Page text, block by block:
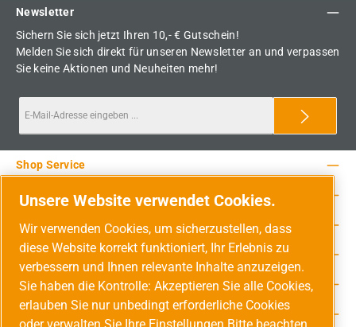
Newsletter
Sichern Sie sich jetzt Ihren 10,- € Gutschein!
Melden Sie sich direkt für unseren Newsletter an und verpassen
Sie keine Aktionen und Neuheiten mehr!
Service-Hotline
Shop Service
Rechtliche Hinweise
Unsere Vorteile
Versandarten
Zahlungsarten
Unsere Website verwendet Cookies.
Wir verwenden Cookies, um sicherzustellen, dass
diese Website korrekt funktioniert, Ihr Erlebnis zu
verbessern und Ihnen relevante Inhalte anzuzeigen.
Sie haben die Kontrolle: Akzeptieren Sie alle Cookies,
erlauben Sie nur unbedingt erforderliche Cookies